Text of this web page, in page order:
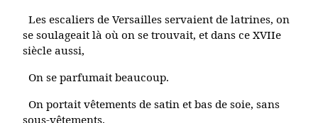
Les escaliers de Versailles servaient de latrines, on
se soulageait là où on se trouvait, et dans ce XVIIe
siècle aussi,
On se parfumait beaucoup.
On portait vêtements de satin et bas de soie, sans
sous-vêtements.